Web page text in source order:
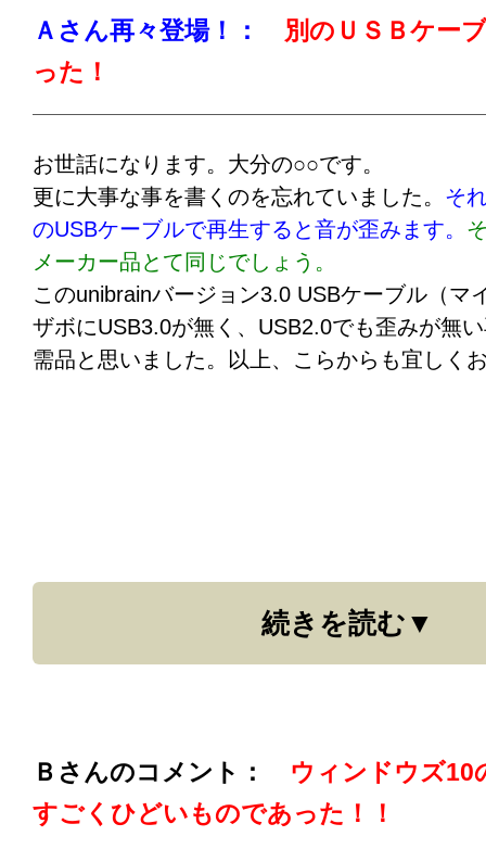
事ならば、グリフの3.5インチのハードディス
てしまうのか！と、思えてきます。それにし
Ａさん再々登場！：
別のＵＳＢケー
った！
お世話になります。大分の○○です。
更に大事な事を書くのを忘れていました。 そ
のUSBケーブルで再生すると音が歪みます。
メーカー品とて同じでしょう。
このunibrainバージョン3.0 USBケーブル（マ
ザボにUSB3.0が無く、USB2.0でも歪みが無
需品と思いました。以上、こらからも宜しく
続きを読む
Ｂさんのコメント： ウィンドウズ10
すごくひどいものであった！！